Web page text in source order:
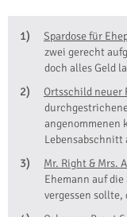
Spardose für
zwei gerecht
doch alles Geld
Ortsschild neuer
angenommenen
Lebensabschnitt
Mr. Right & Mrs.
Ehemann auf
vergessen sollte,